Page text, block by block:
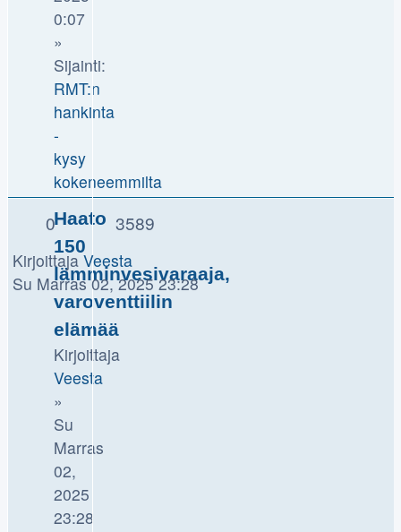
0:07
»
Sijainti:
RMT:n
hankinta
-
kysy
kokeneemmilta
Haato
150
lämminvesivaraaja,
varoventtiilin
elämää
Kirjoittaja
Veesta
»
Su
Marras
02,
2025
23:28
0 3589
KirjoittajaVeesta
Su Marras 02, 2025 23:28